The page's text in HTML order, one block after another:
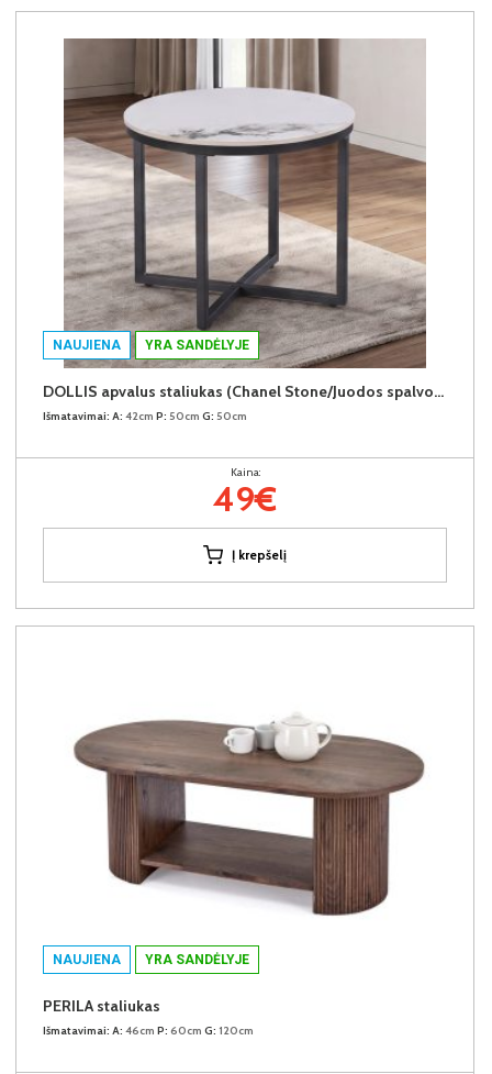
NAUJIENA YRA SANDĖLYJE
DOLLIS apvalus staliukas (Chanel Stone/Juodos spalvos kojos)
Išmatavimai: A: 42cm P: 50cm G: 50cm
Kaina:
49€
Į krepšelį
NAUJIENA YRA SANDĖLYJE
PERILA staliukas
Išmatavimai: A: 46cm P: 60cm G: 120cm